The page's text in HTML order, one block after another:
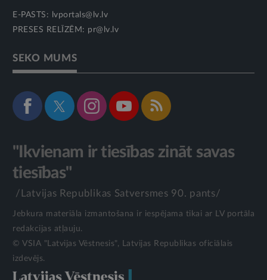
E-PASTS:
lvportals@lv.lv
PRESES RELĪZĒM: pr@lv.lv
SEKO MUMS
"Ikvienam ir tiesības zināt savas
tiesības"
/Latvijas Republikas Satversmes 90. pants/
Jebkura materiāla izmantošana ir iespējama tikai ar LV portāla
redakcijas atļauju.
© VSIA "Latvijas Vēstnesis", Latvijas Republikas oficiālais
izdevējs.